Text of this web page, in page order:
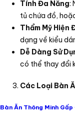
Tính Đa Năng:
tủ chứa đồ,
Thẩm Mỹ Hiện
dạng về kiểu
Dễ Dàng Sử
có thể thay đổi
Các Loại Bàn
Bàn Ăn Thông Minh Gấp